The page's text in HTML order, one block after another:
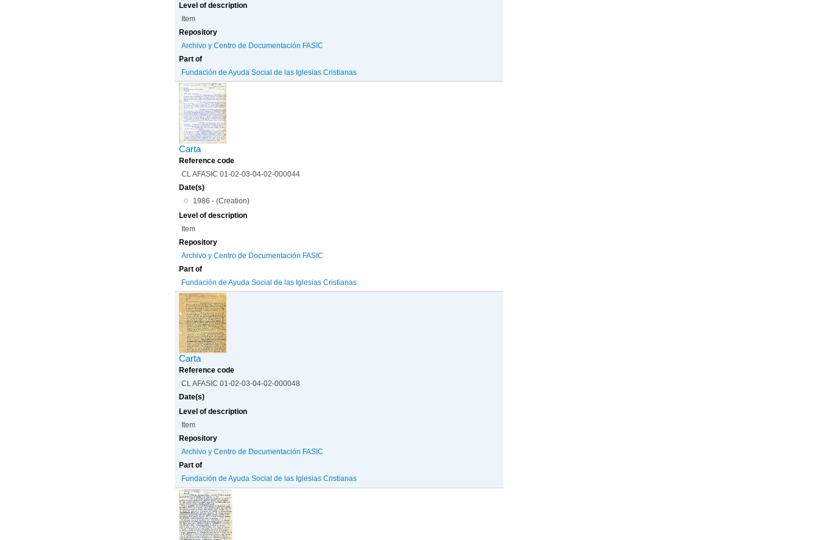
Level of description
Item
Repository
Archivo y Centro de Documentación FASIC
Part of
Fundación de Ayuda Social de las Iglesias Cristianas
Carta
Reference code
CL AFASIC 01-02-03-04-02-000044
Date(s)
1986 - (Creation)
Level of description
Item
Repository
Archivo y Centro de Documentación FASIC
Part of
Fundación de Ayuda Social de las Iglesias Cristianas
Carta
Reference code
CL AFASIC 01-02-03-04-02-000048
Date(s)
Level of description
Item
Repository
Archivo y Centro de Documentación FASIC
Part of
Fundación de Ayuda Social de las Iglesias Cristianas